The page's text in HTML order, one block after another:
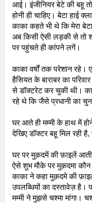
आई। इंजीनियर बेटे की बहू
होनी ही चाहिए। बेटा हाई
काका कहते भी थे कि मेरा
अब किसी ऐसी लड़की से तो
पर पहुंचते ही कांपने लगें।
काका वर्षों तक परेशान
हैसियत के बाराबर का
से डॉक्टरेट कर चुकी थी।
रहे थे कि जैसे प्रधानी का
घर आते ही मम्मी के हाथ में
देखिए डॉक्टर बहू मिल रही है,
घर पर मुक़दमें की फ़ाइलें आती
ऐसे शुभ मौके पर मुक़दमा कौन
काका ने कहा मुक़दमे की
उपलब्धियों का दस्तावेज़ है।
मम्मी ने मुझसे चश्मा मांगा।